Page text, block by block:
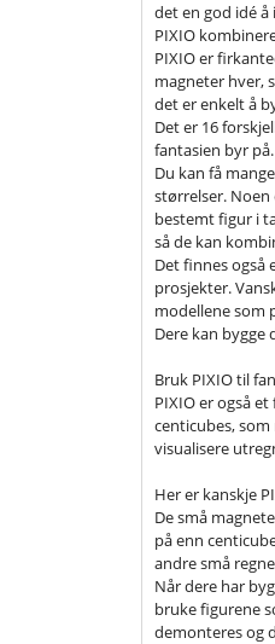
det en god idé
PIXIO
PIXIO er
magneter hver,
det er enkelt å
Det er 16
fantasien byr på.
Du kan få
størrelser. Noen
bestemt figur i
så de kan
Det finnes også
prosjekter.
modellene som
Dere kan
Bruk PIXIO til
PIXIO er også
centicubes,
visualisere
Her er kanskje
De små
på enn
andre små
Når dere har
bruke figurene
demonteres og